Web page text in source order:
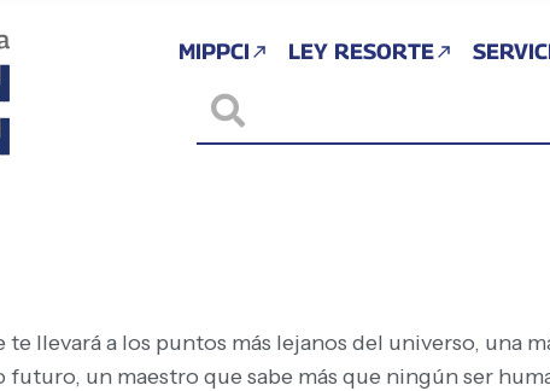
MIPPCI LEY RESORTE
llevará a los puntos más lejanos del universo, una
un maestro que sabe más que ningún ser